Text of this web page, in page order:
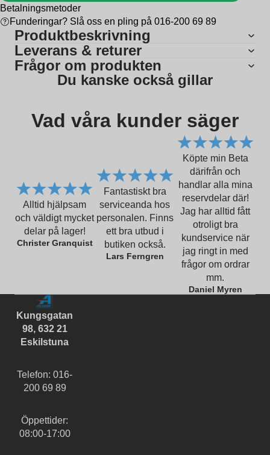
Betalningsmetoder
Funderingar? Slå oss en pling på 016-200 69 89
Produktbeskrivning
Leverans & returer
Frågor om produkten
Du kanske också gillar
Vad våra kunder säger
Alltid hjälpsam
och väldigt mycket
delar på lager!
Christer Granquist
Fantastiskt bra
serviceanda hos
personalen. Finns
ett bra utbud i
butiken också.
Lars Ferngren
Köpte min Beta
därifrån och
handlar alla mina
reservdelar där!
Jag har alltid fått
otroligt bra
kundservice när
jag ringt in med
frågor om ordrar
mm.
Daniel Myren
Kungsgatan
98, 632 21
Eskilstuna
Telefon: 016-
200 69 89
Öppettider:
08:00-17:00